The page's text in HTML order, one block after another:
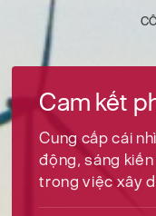
Cam kết
Cung cấp cái
động, sáng
trong việc xây